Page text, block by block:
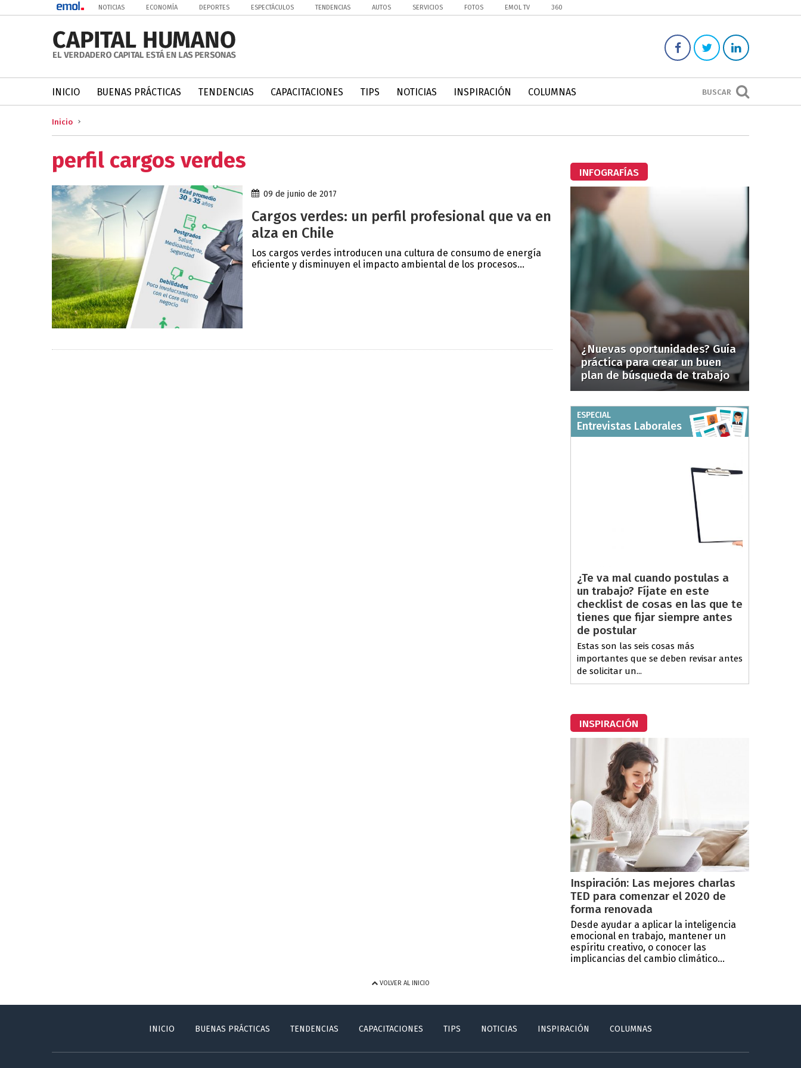
NOTICIAS ECONOMÍA DEPORTES ESPECTÁCULOS TENDENCIAS AUTOS SERVICIOS FOTOS EMOL TV 360
BUSCAR
INICIO BUENAS PRÁCTICAS TENDENCIAS CAPACITACIONES TIPS NOTICIAS INSPIRACIÓN COLUMNAS
Inicio
perfil cargos verdes
09 de junio de 2017
Cargos verdes: un perfil profesional que va en
alza en Chile
Los cargos verdes introducen una cultura de consumo de energía
eficiente y disminuyen el impacto ambiental de los procesos...
INFOGRAFÍAS
¿Nuevas oportunidades? Guía
práctica para crear un buen
plan de búsqueda de trabajo
ESPECIAL
Entrevistas Laborales
¿Te va mal cuando postulas a
un trabajo? Fíjate en este
checklist de cosas en las que te
tienes que fijar siempre antes
de postular
Estas son las seis cosas más
importantes que se deben revisar antes
de solicitar un...
INSPIRACIÓN
Inspiración: Las mejores charlas
TED para comenzar el 2020 de
forma renovada
Desde ayudar a aplicar la inteligencia
emocional en trabajo, mantener un
espíritu creativo, o conocer las
implicancias del cambio climático...
VOLVER AL INICIO
INICIO BUENAS PRÁCTICAS TENDENCIAS CAPACITACIONES TIPS NOTICIAS INSPIRACIÓN COLUMNAS